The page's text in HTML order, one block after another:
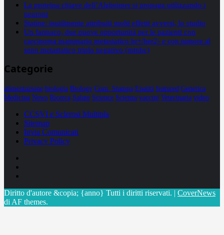
La proteina chiave dell’Alzheimer si propaga utilizzando i
neuroni
Statine: inutilmente attribuiti molti effetti avversi, lo studio
Un farmaco, due nuove opportunità per le pazienti con
carcinoma mammario metastatico hr+/her2- e con tumore al
seno metastatico triplo negativo (mtnbc)
Categorie
alimentazione biologia Biology Com. Stampa Epatiti featured Genetica
Medicina News Ricerca Salute Science Scienza vaccini Veterinaria video
CCSVI e Sclerosi Multipla
Sitemap
Invia Comunicati
Privacy Policy
Diritto d'autore &copia; {anno} Tutti i diritti riservati. | CoverNews
di AF themes.